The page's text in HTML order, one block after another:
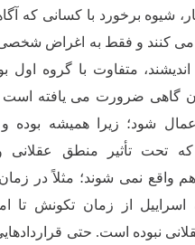
شیوه برخورد با كسانى كه
كنند و فقط به اغراض
متفاوت با گروه اول
گاهى ضرورت مى یافته
شود؛ زیرا همیشه بوده
كه تحت تأثیر منطق
واقع نمى شوند؛ مثلاً در
اسراییل از زمان تكونش تا
نبوده است. حتى